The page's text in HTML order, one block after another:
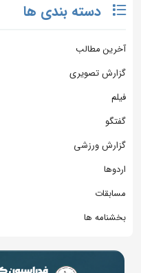
دسته بندی ها
آخرین مطالب
گزارش تصویری
فیلم
گفتگو
گزارش ورزشی
اردوها
مسابقات
بخشنامه ها